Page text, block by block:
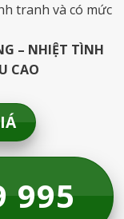
tranh và có mức
– NHIỆT TÌNH
CAO
995